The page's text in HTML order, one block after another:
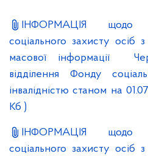
ІНФОРМАЦІЯ щодо
соціального захисту осіб
масової інформації
відділення Фонду
інвалідністю станом на
Кб )
ІНФОРМАЦІЯ щодо
соціального захисту осіб